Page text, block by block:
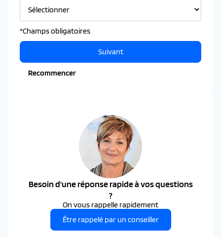
*Champs obligatoires
Recommencer
Suivant
Besoin d'une réponse rapide à vos questions
?
On vous rappelle rapidement
Être rappelé par un conseiller